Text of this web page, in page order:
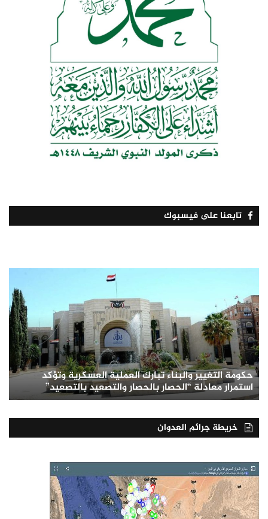
تابعنا على فيسبوك
حكومة التغيير والبناء تبارك العملية العسكرية وتؤكد
استمرار معادلة “الحصار بالحصار والتصعيد بالتصعيد”
خريطة جرائم العدوان